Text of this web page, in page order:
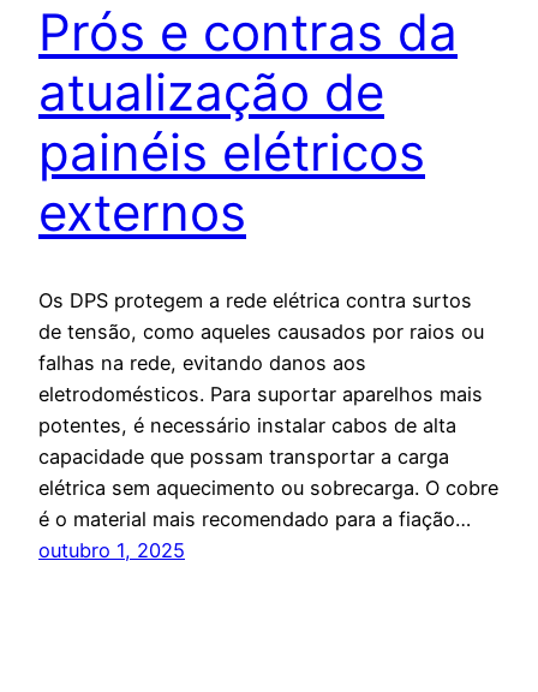
Prós e contras da
atualização de
painéis elétricos
externos
Os DPS protegem a rede elétrica contra surtos
de tensão, como aqueles causados por raios ou
falhas na rede, evitando danos aos
eletrodomésticos. Para suportar aparelhos mais
potentes, é necessário instalar cabos de alta
capacidade que possam transportar a carga
elétrica sem aquecimento ou sobrecarga. O cobre
é o material mais recomendado para a fiação…
outubro 1, 2025